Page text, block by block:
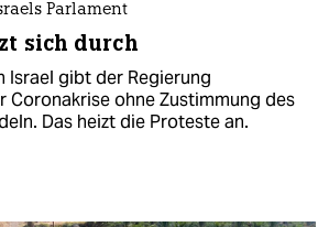
Parlament
sich durch
Israel gibt der Regierung
Coronakrise ohne Zustimmung des
Das heizt die Proteste an.